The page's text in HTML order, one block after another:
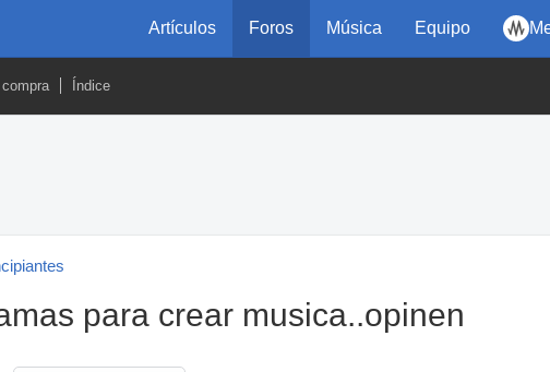
Artículos Foros Música Equipo
Índice
para crear musica..opinen